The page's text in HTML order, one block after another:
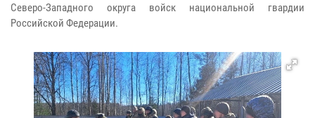
Северо-Западного округа войск национальной гвардии
Российской Федерации.